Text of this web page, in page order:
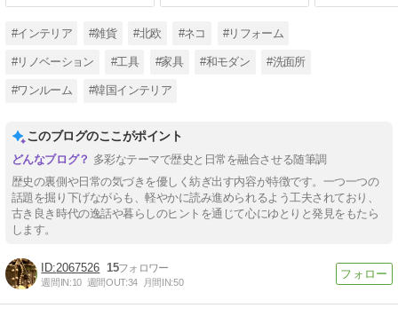
#インテリア #雑貨 #北欧 #ネコ #リフォーム
#リノベーション #工具 #家具 #和モダン #洗面所
#ワンルーム #韓国インテリア
このブログのここがポイント
多彩なテーマで歴史と日常を融合させる随筆調
歴史の裏側や日常の気づきを優しく紡ぎ出す内容が特徴です。一つ一つの
話題を掘り下げながらも、軽やかに読み進められるよう工夫されており、
古き良き時代の逸話や暮らしのヒントを通じて心にゆとりと発見をもたら
します。
2067526 15
週間IN:10 週間OUT:34 月間IN:50